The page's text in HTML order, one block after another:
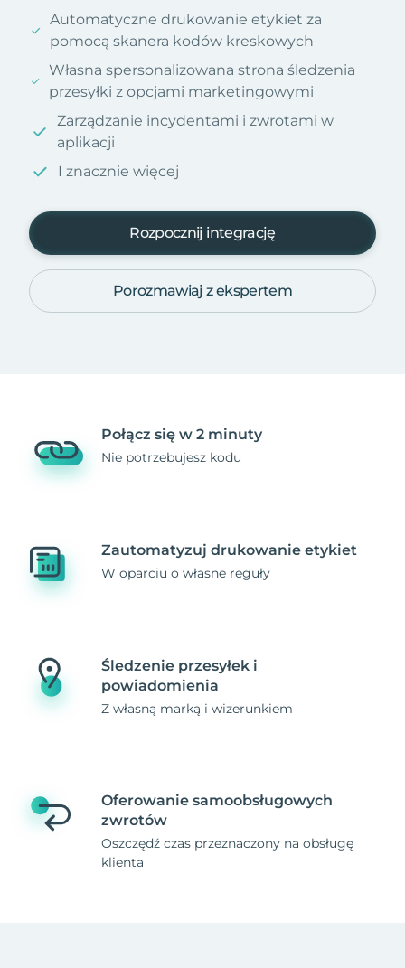
Automatyczne drukowanie etykiet za
pomocą skanera kodów kreskowych
Własna spersonalizowana strona śledzenia
przesyłki z opcjami marketingowymi
Zarządzanie incydentami i zwrotami w
aplikacji
I znacznie więcej
Rozpocznij integrację
Porozmawiaj z ekspertem
Połącz się w 2 minuty
Nie potrzebujesz kodu
Zautomatyzuj drukowanie etykiet
W oparciu o własne reguły
Śledzenie przesyłek i
powiadomienia
Z własną marką i wizerunkiem
Oferowanie samoobsługowych
zwrotów
Oszczędź czas przeznaczony na obsługę
klienta